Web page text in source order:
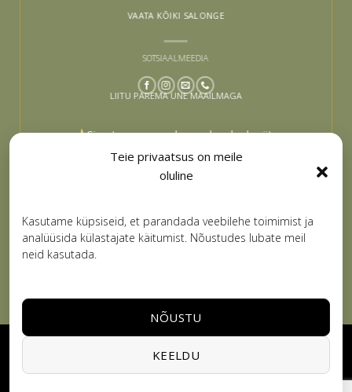
Teie privaatsus on meile
oluline
Kasutame küpsiseid, et parandada veebilehe toimimist ja
analüüsida külastajate käitumist. Nõustudes lubate meil
neid kasutada.
NÕUSTU
KEELDU
VAATA KÕIKI SALONGE
SOTSIAALMEEDIA
LIITU PAREMA UNE MAAILMAGA
Sinu tee paremaks uneks algab siit –
liitu ja lase end inspireerida
LIITUN
PayPal Stripe